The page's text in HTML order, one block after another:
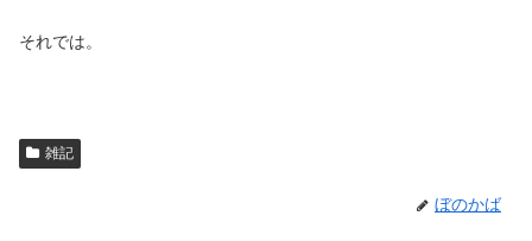
それでは。
雑記
ぼのかば